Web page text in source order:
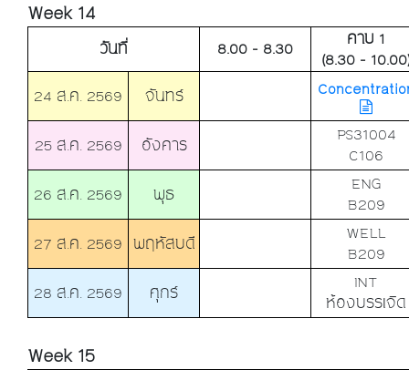
Week 14
วันที่ 8.00 - 8.30
คาบ 1
(8.30 -
24 ส.ค. 2569
จันทร์
25 ส.ค. 2569 อังคาร
PS31004
C106
26 ส.ค. 2569
พุธ
ENG
B209
27 ส.ค. 2569 พฤหัสบดี
WELL
B209
28 ส.ค. 2569
ศุกร์
INT
ห้องบรรเจิด
Week 15